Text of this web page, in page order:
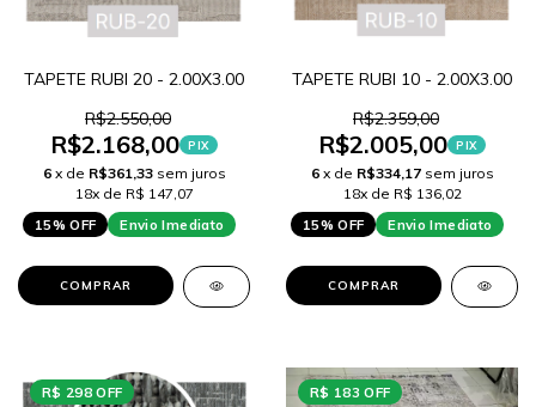
TAPETE RUBI 20 - 2.00X3.00
R$2.550,00
R$2.168,00 PIX
6 x de R$361,33 sem juros
18x de R$ 147,07
15% OFF
Envio Imediato
COMPRAR
TAPETE RUBI 10 - 2.00X3.00
R$2.359,00
R$2.005,00 PIX
6 x de R$334,17 sem juros
18x de R$ 136,02
15% OFF
Envio Imediato
COMPRAR
R$ 298 OFF R$ 183 OFF